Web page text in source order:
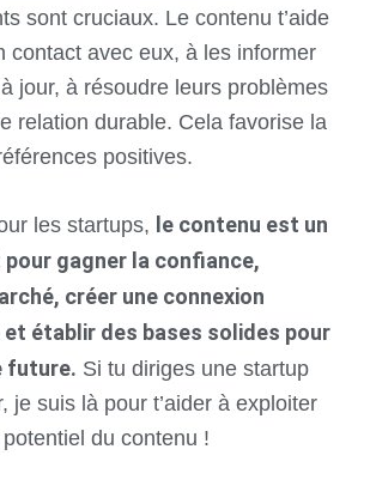
sont cruciaux. Le contenu t’aide
contact avec eux, à les informer
jour, à résoudre leurs problèmes
relation durable. Cela favorise la
positives.
les startups,
le contenu est un
gagner la confiance,
créer une connexion
établir des bases solides pour
future. Si tu diriges une startup
je suis là pour t’aider à exploiter
du contenu !